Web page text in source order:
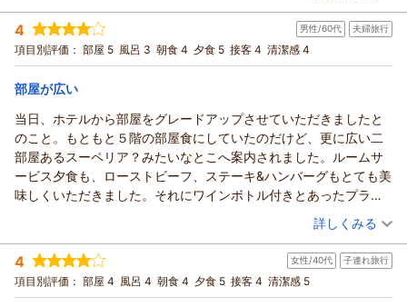
過日はご夕食の黒毛和牛ステーキや、温泉にもご満足いただ
き、ごゆっくりとお寛ぎいただいたご様子で
何よりでございます。
今後もより一層お客様にご満足いただけるよう、スタッフ一同
努めて参ります。
（返信日：2026/06/15）
宿泊時期： 2026年06月宿泊 (家族旅行)
投稿者： ふみさん(女性/50代)
宿泊プラン： 【じゃらんのお得な10日間】高原の美味しいご朝食（ご朝食
付）(3月)
4ベッド 朝のみ
宿泊価格帯：
ホテル・フロラシオン那須からの返信
この度はホテル・フロラシオン那須にご宿泊いただき誠にあり
がとうございます。
またご感想をお寄せいただき重ねて御礼申し上げます。
過日はフォースルームにて快適にお過ごしいただき、ルームサ
ご満足いただいたご様子で何よりでございます。
私共では、温泉大浴場の更衣室にバスタオル、フェイスタオル
をご用意致しておりまして、
ご利用いただくお客様に大変ご好評いただいております。
4 男性/60代 夫婦旅行
項目別評価： 部屋 5 風呂 3 朝食 4 夕食 5 接客 4 清潔感 4
部屋が広い
当日、ホテルから部屋をグレードアップさせていただきましたと
のこと。もともと５階の部屋食にしていたのだけど、更に広い二
部屋あるスーペリア？みたいなとこへ案内されました。ルームサ
ービス夕食も、ローストビーフ、ステーキ&ハンバーグもとても美
味しくいただきました。それにワインボトル付きとあったプラン
でしたが、ハーフボトルと思ってたところフルサイズのボトル．
つい飲み過ぎました。お風呂は、２つの風呂ともやや熱めでした
が、外の階段で降りる露天風呂はちょうど良い温度。内風呂も、
温度差があれば良いなと思いました。ホテルは、牧場中をずっと
走り抜けた上にありました。放牧の様子も見られて、自然の牛の
（投稿日：2026/06/03）
宿泊時期： 2026年05月宿泊 (夫婦旅行)
投稿者： くろしんさん
宿泊プラン： ルームサービス【選べるメニュー】 お部屋でゆったりご夕食～
ボトルワイン特典付（夕朝食付）＝
ツイン 朝・夕
詳しくみる
4 女性/40代 子連れ旅行
項目別評価： 部屋 4 風呂 4 朝食 4 夕食 5 接客 4 清潔感 5